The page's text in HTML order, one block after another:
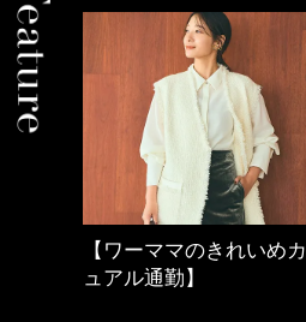
働く女性のバッグの中身